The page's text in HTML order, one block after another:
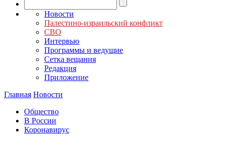
Новости
Палестино-израильский конфликт
СВО
Интервью
Программы и ведущие
Сетка вещания
Редакция
Приложение
Главная Новости
Общество
В России
Коронавирус